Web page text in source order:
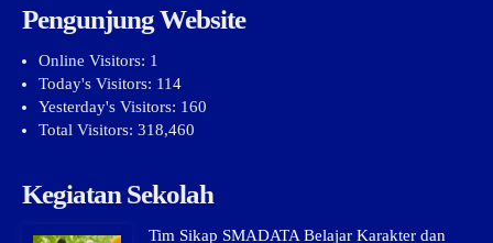
Pengunjung Website
Online Visitors: 1
Today's Visitors: 114
Yesterday's Visitors: 160
Total Visitors: 318,460
Kegiatan Sekolah
Tim Sikap SMADATA Belajar Karakter dan